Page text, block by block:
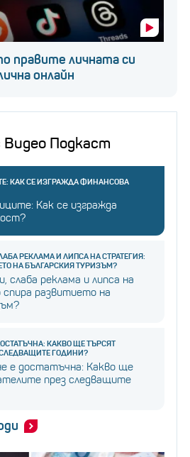
правите личната си
онлайн
Видео Подкаст
КАК СЕ ИЗГРАЖДА ФИНАНСОВА
Как се изгражда
РЕКЛАМА И ЛИПСА НА СТРАТЕГИЯ:
НА БЪЛГАРСКИЯ ТУРИЗЪМ?
слаба реклама и липса на
развитието на
КАКВО ЩЕ ТЪРСЯТ
ГОДИНИ?
е достатъчна: Какво ще
през следващите